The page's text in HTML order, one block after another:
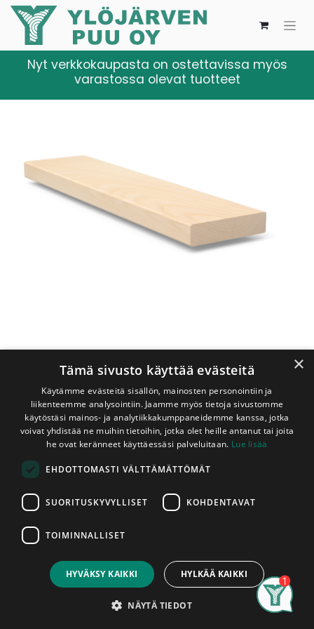
13,25€
Account
Nyt verkkokaupasta on ostettavissa myös
varastossa olevat tuotteet
Shop Laudelauta Haapa 28x120 mm SHP
Laudelauta Haapa 28x120 mm SHP
A-Laatu
Käsittelemätön laudelauta, jonka raaka-aineena on A-
laatuluokan haapa. Lautojen pituudet vaihtelevat
varastotilanteen mukaan. Ota yhteyttä myymäläämme
kappaleittain. Asennettu tuote on hyväksytty tuote,
tuotteissa ilmeneviin mahdollisiin tuotantovirheisiin voidaan
vedota vain ennen asentamista.
×
Tämä sivusto käyttää evästeitä
Käytämme evästeitä sisällön, mainosten personointiin ja
liikenteemme analysointiin. Jaamme myös tietoja sivustomme
käytöstäsi mainos- ja analytiikkakumppaneidemme kanssa, jotka
voivat yhdistää ne muihin tietoihin, jotka olet heille antanut tai joita
he ovat keränneet käyttäessäsi palveluitaan. Lue lisää
EHDOTTOMASTI VÄLTTÄMÄTTÖMÄT
SUORITUSKYVYLLISET KOHDENTAVAT
TOIMINNALLISET
HYVÄKSY KAIKKI HYLKÄÄ KAIKKI
NÄYTÄ TIEDOT